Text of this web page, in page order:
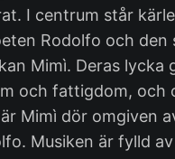
I centrum står
Rodolfo och den
Mimì. Deras lycka
och fattigdom, och
Mimì dör omgiven
Musiken är fylld